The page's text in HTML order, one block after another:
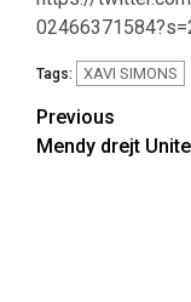
Tags: XAVI SIMONS
Post
Previous
Mendy drejt